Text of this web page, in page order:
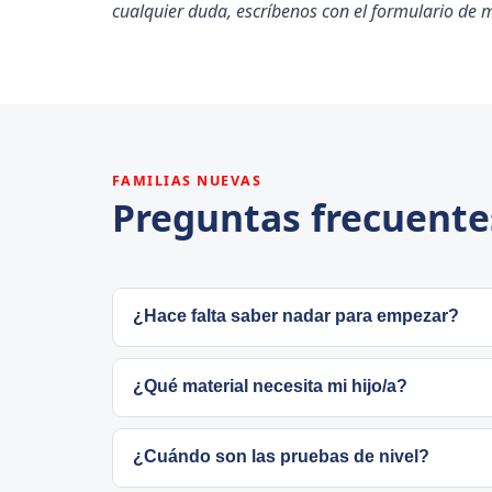
cualquier duda, escríbenos con el formulario de
FAMILIAS NUEVAS
Preguntas
¿Hace falta saber nadar para empezar?
Conviene cierto nivel de natación, sobre
partida de cada deportista.
¿Qué material necesita mi hijo/a?
Para empezar, bañador, gorro y gafas. De
¿Cuándo son las pruebas de nivel?